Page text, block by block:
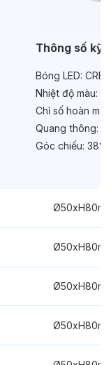
Thông số kỹ
Bóng LED:
Nhiệt độ màu:
Chỉ số hoàn
Quang thông:
Góc chiếu: 38°